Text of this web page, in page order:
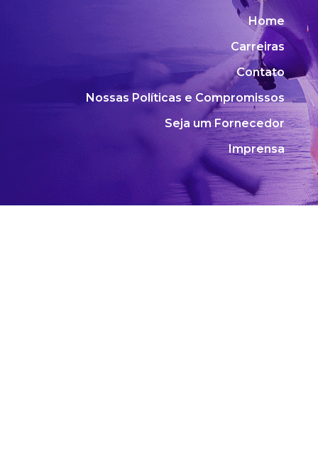
Home
Carreiras
Contato
Nossas Políticas e Compromissos
Seja um Fornecedor
Imprensa